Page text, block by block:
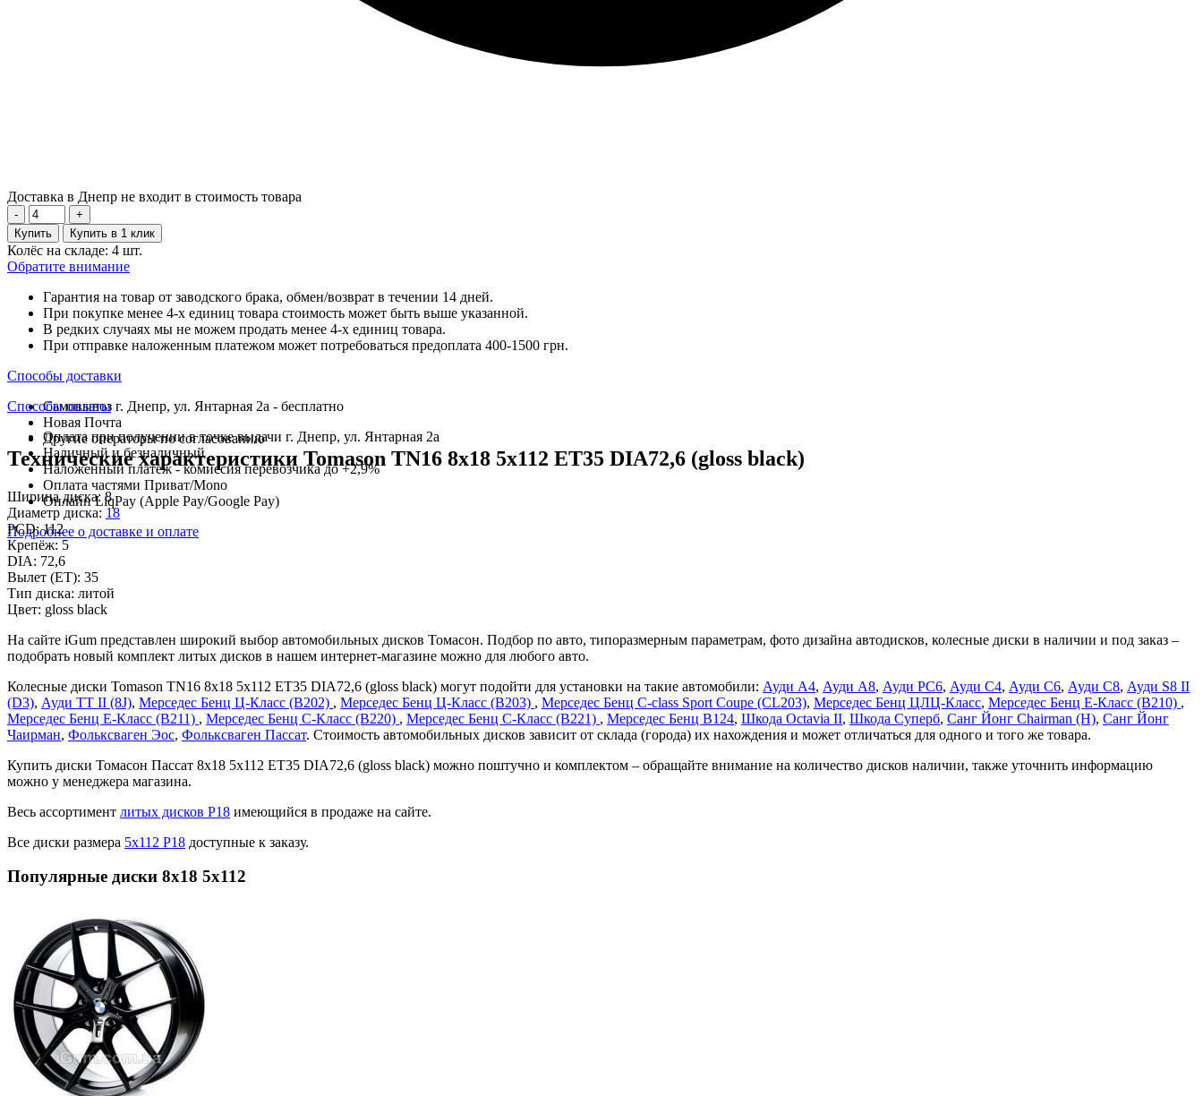
Доставка в Днепр не входит в стоимость товара
-
+
Купить
Купить в 1 клик
Колёс на складе: 4 шт.
Обратите внимание
Гарантия на товар от заводского брака, обмен/возврат в течении 14 дней.
При покупке менее 4-х единиц товара стоимость может быть выше указанной.
В редких случаях мы не можем продать менее 4-х единиц товара.
При отправке наложенным платежом может потребоваться предоплата 400-1500 грн.
Способы доставки
Самовывоз г. Днепр, ул. Янтарная 2а - бесплатно
Новая Почта
Другие операторы по согласованию
Способы оплаты
Оплата при получении в точке выдачи г. Днепр, ул. Янтарная 2а
Наличный и безналичный
Наложенный платеж - комиссия перевозчика до +2,9%
Оплата частями Приват/Mono
Онлайн LiqPay (Apple Pay/Google Pay)
Подробнее о доставке и оплате
Технические характеристики Tomason TN16 8x18 5x112 ET35 DIA72,6 (gloss black)
Ширина диска:8
Диаметр диска: 18
PCD:112
Крепёж: 5
DIA: 72,6
Вылет (ET): 35
Тип диска: литой
Цвет: gloss black
На сайте iGum представлен широкий выбор автомобильных дисков Томасон. Подбор по авто, типоразмерным параметрам, фото дизайна автодисков, колесные диски в наличии и под заказ –
подобрать новый комплект литых дисков в нашем интернет-магазине можно для любого авто.
Колесные диски Tomason TN16 8x18 5x112 ET35 DIA72,6 (gloss black) могут подойти для установки на такие автомобили: Ауди А4, Ауди А8, Ауди РС6, Ауди С4, Ауди С6, Ауди С8, Ауди S8 II
(D3), Ауди TT II (8J), Мерседес Бенц Ц-Класс (В202) , Мерседес Бенц Ц-Класс (В203) , Мерседес Бенц C-class Sport Coupe (CL203), Мерседес Бенц ЦЛЦ-Класс, Мерседес Бенц Е-Класс (В210) ,
Мерседес Бенц Е-Класс (В211) , Мерседес Бенц С-Класс (В220) , Мерседес Бенц С-Класс (В221) , Мерседес Бенц В124, Шкода Octavia II, Шкода Суперб, Санг Йонг Chairman (H), Санг Йонг
Чаирман, Фольксваген Эос, Фольксваген Пассат. Стоимость автомобильных дисков зависит от склада (города) их нахождения и может отличаться для одного и того же товара.
Купить диски Томасон Пассат 8x18 5x112 ET35 DIA72,6 (gloss black) можно поштучно и комплектом – обращайте внимание на количество дисков наличии, также уточнить информацию
можно у менеджера магазина.
Весь ассортимент литых дисков Р18 имеющийся в продаже на сайте.
Все диски размера 5х112 Р18 доступные к заказу.
Популярные диски 8x18 5x112